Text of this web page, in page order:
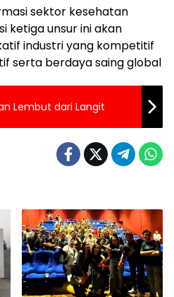
sektor kesehatan
ketiga unsur ini akan
industri yang kompetitif
serta berdaya saing global
Lembut dari Langit